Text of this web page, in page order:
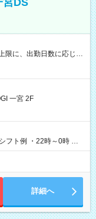
DS
限に、出勤日数に応じて
無料（Amazon負担）
一宮 2F
ト例 ・22時～0時 入
請してください。
詳細へ